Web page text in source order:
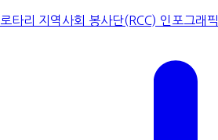
로타리 지역사회 봉사단(RCC) 인포그래픽